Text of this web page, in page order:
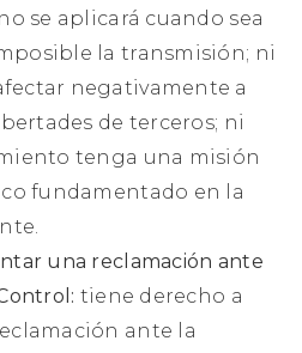
se aplicará cuando sea
la transmisión; ni
negativamente a
de terceros; ni
tenga una misión
fundamentado en la
una reclamación ante
tiene derecho a
ante la